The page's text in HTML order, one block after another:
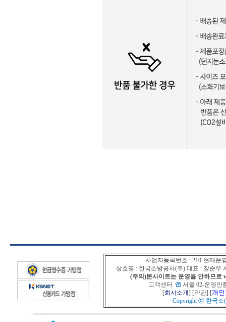
사업자등록번호 : 210-현재운
상호명 : 한국소방공사(주) 대표 : 장순우
(주의)본사이트는 운영을 안하므로
고객센터
서울 02-운영안
[회사소개] [약관] [개
Copyright ⓒ 한국소